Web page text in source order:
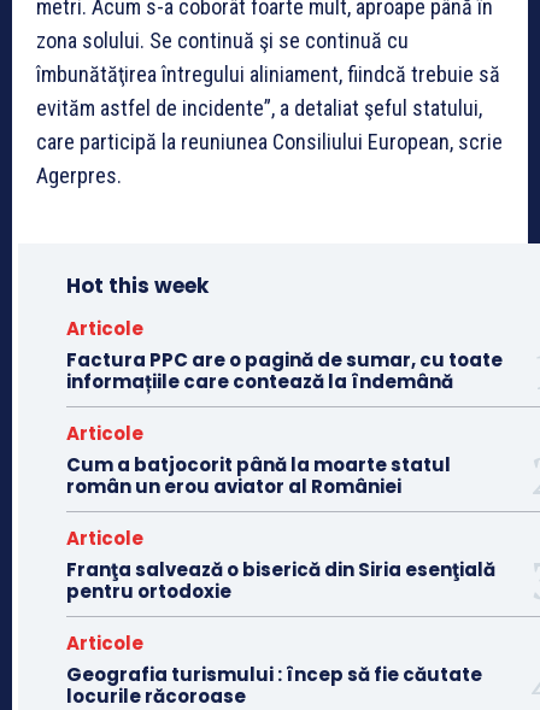
metri. Acum s-a coborât foarte mult, aproape până în
zona solului. Se continuă şi se continuă cu
îmbunătăţirea întregului aliniament, fiindcă trebuie să
evităm astfel de incidente”, a detaliat şeful statului,
care participă la reuniunea Consiliului European, scrie
Agerpres.
Hot this week
Articole
Factura PPC are o pagină de sumar, cu toate
informațiile care contează la îndemână
Articole
Cum a batjocorit până la moarte statul
român un erou aviator al României
Articole
Franţa salvează o biserică din Siria esenţială
pentru ortodoxie
Articole
Geografia turismului : încep să fie căutate
locurile răcoroase